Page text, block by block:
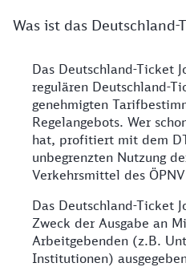
Was ist das Deutschland-
Das Deutschland-Ticket
regulären Deutschland-
genehmigten
Regelangebots. Wer
hat, profitiert mit dem
unbegrenzten Nutzung
Verkehrsmittel des
Das Deutschland-Ticket
Zweck der Ausgabe an
Arbeitgebenden (z.B.
Institutionen)